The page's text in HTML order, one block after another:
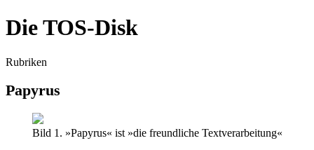
Die TOS-Disk
Rubriken
Papyrus
Bild 1. »Papyrus« ist »die freundliche Textverarbeitung«